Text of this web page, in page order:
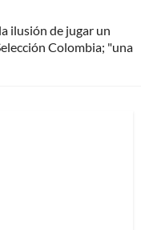
ilusión de jugar un
Colombia; "una